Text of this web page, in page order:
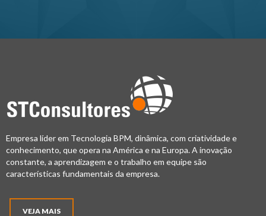
Empresa líder em Tecnologia BPM, dinâmica, com criatividade e
conhecimento, que opera na América e na Europa. A inovação
constante, a aprendizagem e o trabalho em equipe são
características fundamentais da empresa.
VEJA MAIS